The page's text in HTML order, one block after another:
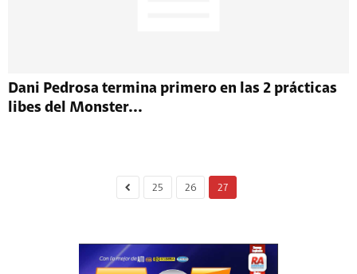
Dani Pedrosa termina primero en las 2 prácticas
libes del Monster...
25 26 27